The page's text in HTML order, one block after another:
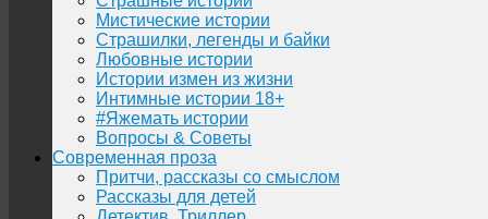
Мистические истории
Страшилки, легенды и байки
Любовные истории
Истории измен из жизни
Интимные истории 18+
#Яжемать истории
Вопросы & Советы
Современная проза
Притчи, рассказы со смыслом
Рассказы для детей